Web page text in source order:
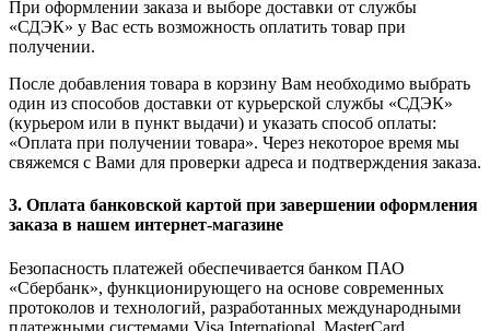
При оформлении заказа и выборе доставки от службы
«СДЭК» у Вас есть возможность оплатить товар при
получении.
После добавления товара в корзину Вам необходимо выбрать
один из способов доставки от курьерской службы «СДЭК»
(курьером или в пункт выдачи) и указать способ оплаты:
«Оплата при получении товара». Через некоторое время мы
свяжемся с Вами для проверки адреса и подтверждения заказа.
3. Оплата банковской картой при завершении оформления
заказа в нашем интернет-магазине
Безопасность платежей обеспечивается банком ПАО
«Сбербанк», функционирующего на основе современных
протоколов и технологий, разработанных международными
платежными системами Visa International, MasterCard